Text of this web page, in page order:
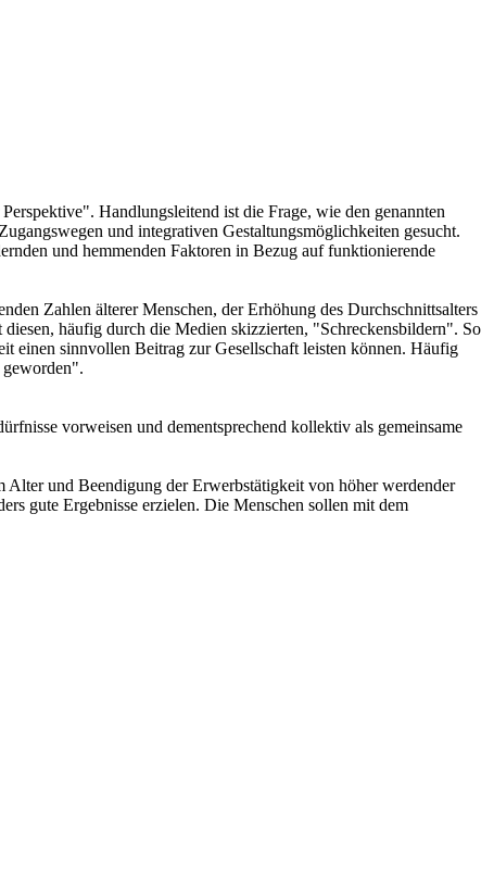
Handlungsleitend ist die Frage, wie den genannten
und integrativen Gestaltungsmöglichkeiten gesucht.
und hemmenden Faktoren in Bezug auf funktionierende
Zahlen älterer Menschen, der Erhöhung des Durchschnittsalters
häufig durch die Medien skizzierten, "Schreckensbildern". So
einen sinnvollen Beitrag zur Gesellschaft leisten können. Häufig
vorweisen und dementsprechend kollektiv als gemeinsame
und Beendigung der Erwerbstätigkeit von höher werdender
gute Ergebnisse erzielen. Die Menschen sollen mit dem